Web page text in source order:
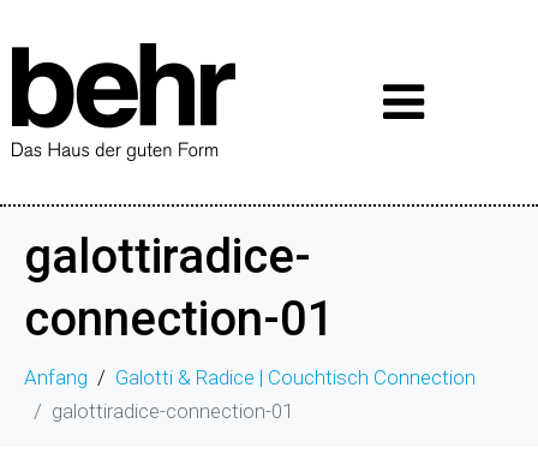
galottiradice-
connection-01
Anfang
Galotti & Radice | Couchtisch Connection
galottiradice-connection-01